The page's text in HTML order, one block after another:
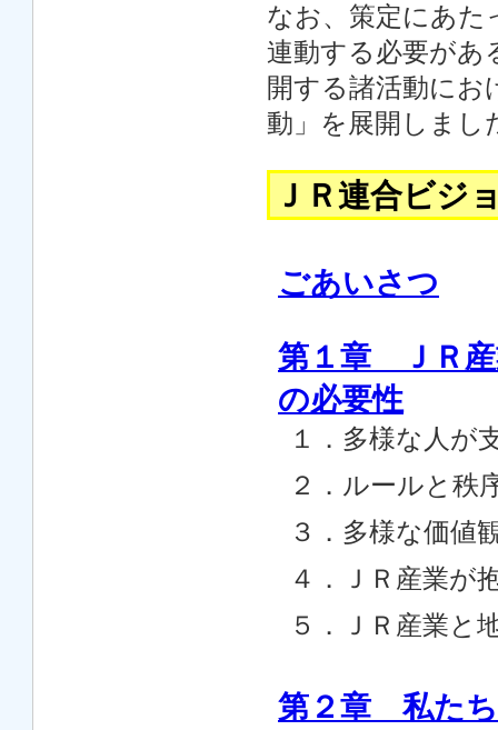
なお、策定にあた
連動する必要があ
開する諸活動にお
動」を展開しまし
ＪＲ連合ビジ
ごあいさつ
第１章 ＪＲ産
の必要性
１．多様な人が
２．ルールと秩
３．多様な価値
４．ＪＲ産業が
５．ＪＲ産業と
第２章 私たち